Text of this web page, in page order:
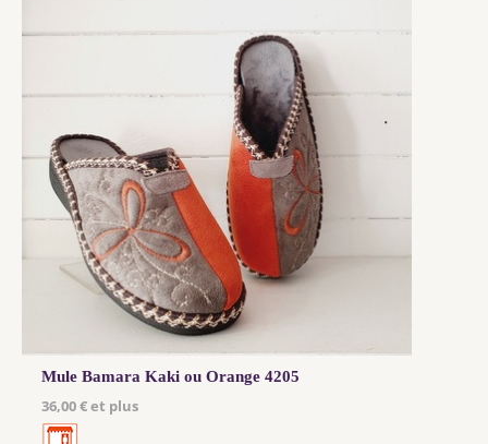
Mule Bamara Kaki ou Orange 4205
36,00 € et plus